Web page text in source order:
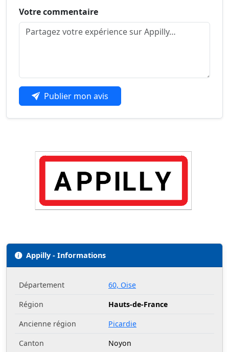
Votre commentaire
Publier mon avis
Appilly - Informations
Département
60, Oise
Région
Hauts-de-France
Ancienne région
Picardie
Canton
Noyon